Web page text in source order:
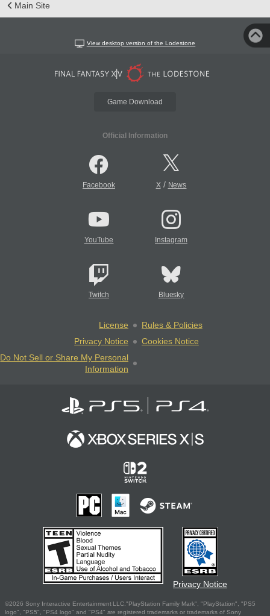
Main Site
View desktop version of the Lodestone
Game Download
Official Information
Facebook X/ News
YouTube Instagram
Twitch Bluesky
License
Rules & Policies
Privacy Notice
Cookies Notice
Do Not Sell or Share My Personal
Information
Privacy Notice
©2026 Sony Interactive Entertainment LLC."PlayStation Family Mark", "PlayStation", "PS5
logo", "PS5", "PS4 logo" and "PS4" are registered trademarks or trademarks of Sony